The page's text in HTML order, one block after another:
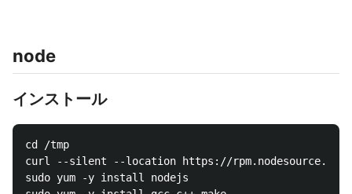
node
インストール
cd /tmp
curl --silent --location https://
sudo yum -y install nodejs